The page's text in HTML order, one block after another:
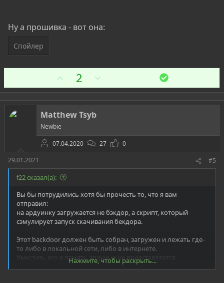
Ну а прошивка - вот она:
Спойлер
а
2
р
о
в
Р
е
ш
е
Matthew Tsyb
Newbie
07.04.2020
27
0
29.01.2021
#5
f22 сказал(а):
Вы бы потрудились хотя бы прочесть то, что я вам
отправил:
на ардуинку загружается не бэкдор, а скрипт, который
сэмулирует запуск скачивания бекдора.
Этот backdoor должен быть собран, загружен и лежать где-
то либо в локальной сети, либо в интернете.
Уместить его в память ардуино не представляется
Нажмите, чтобы раскрыть...